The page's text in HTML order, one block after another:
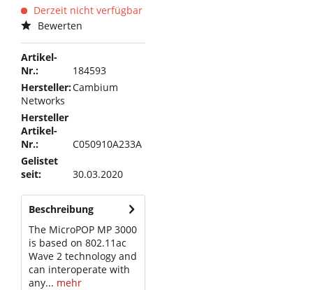
Derzeit nicht verfügbar
Bewerten
Artikel-
Nr.:
184593
Hersteller:Cambium
Networks
Hersteller
Artikel-
Nr.:
C050910A233A
Gelistet
seit:
30.03.2020
Beschreibung
The MicroPOP MP 3000
is based on 802.11ac
Wave 2 technology and
can interoperate with
any... mehr